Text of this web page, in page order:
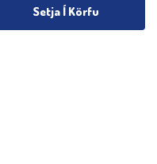
Setja Í Körfu